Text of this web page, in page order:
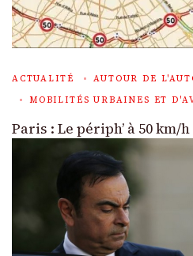
ACTUALITÉ
AUTOUR DE
MOBILITÉS URBAINES ET
Paris : Le périph’ à 50 km/